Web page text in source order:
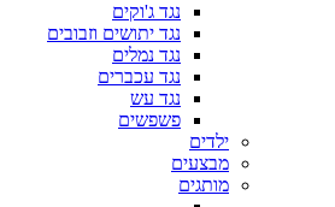
נגד ג'וקים
נגד יתושים וזבובים
נגד נמלים
נגד עכברים
נגד עש
פשפשים
ילדים
מבצעים
מותגים